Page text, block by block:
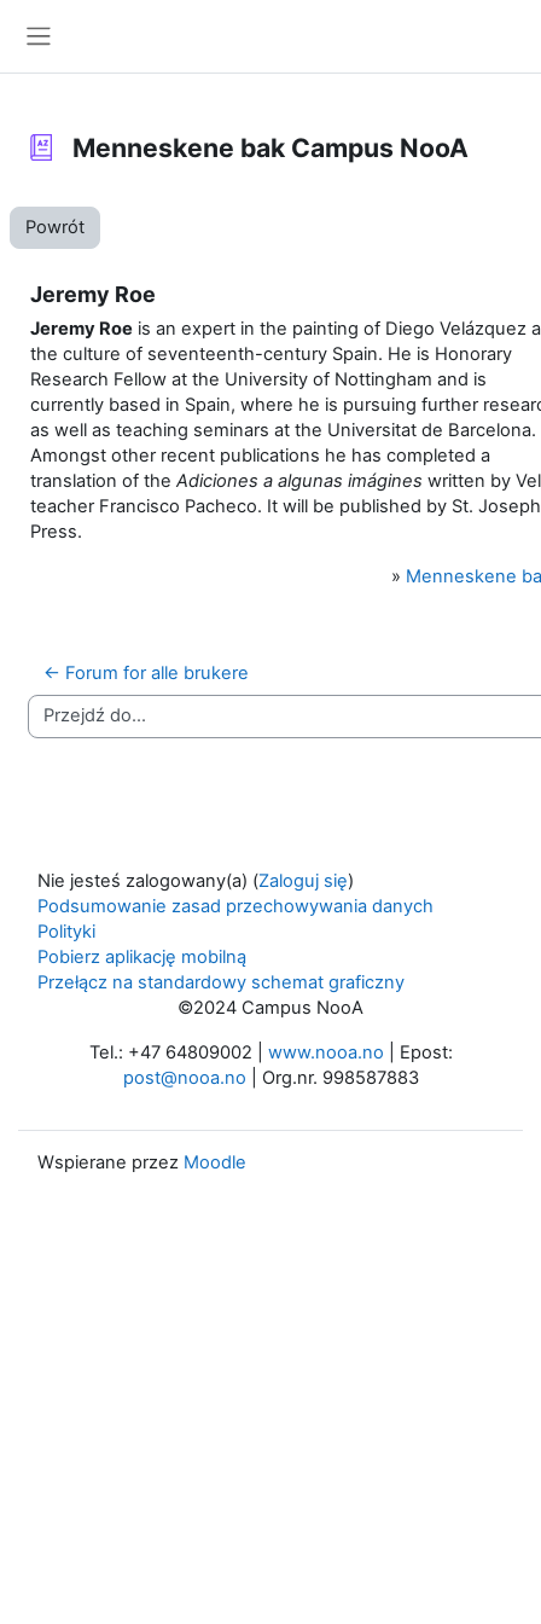
Menneskene bak Campus NooA
Powrót
Jeremy Roe
Jeremy Roeis an expert in the painting of Diego Velázquez
the culture of seventeenth-century Spain. He is Honorary
Research Fellow at the University of Nottingham and is
currently based in Spain, where he is pursuing further
as well as teaching seminars at the Universitat de Barcelona.
Amongst other recent publications he has completed a
translation of the Adiciones a algunas imágines written by
teacher Francisco Pacheco. It will be published by St.
Press.
» Menneskene
← Forum for alle brukere
Przejdź do...
Nie jesteś zalogowany(a) (Zaloguj się)
Podsumowanie zasad przechowywania danych
Polityki
Pobierz aplikację mobilną
Przełącz na standardowy schemat graficzny
©2024 Campus NooA
Tel.: +47 64809002 | www.nooa.no | Epost:
post@nooa.no | Org.nr. 998587883
Wspierane przez Moodle